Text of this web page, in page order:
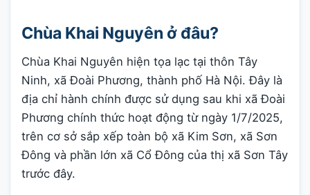
Chùa Khai Nguyên ở đâu?
Chùa Khai Nguyên hiện tọa lạc tại thôn Tây
Ninh, xã Đoài Phương, thành phố Hà Nội. Đây là
địa chỉ hành chính được sử dụng sau khi xã Đoài
Phương chính thức hoạt động từ ngày 1/7/2025,
trên cơ sở sắp xếp toàn bộ xã Kim Sơn, xã Sơn
Đông và phần lớn xã Cổ Đông của thị xã Sơn Tây
trước đây.